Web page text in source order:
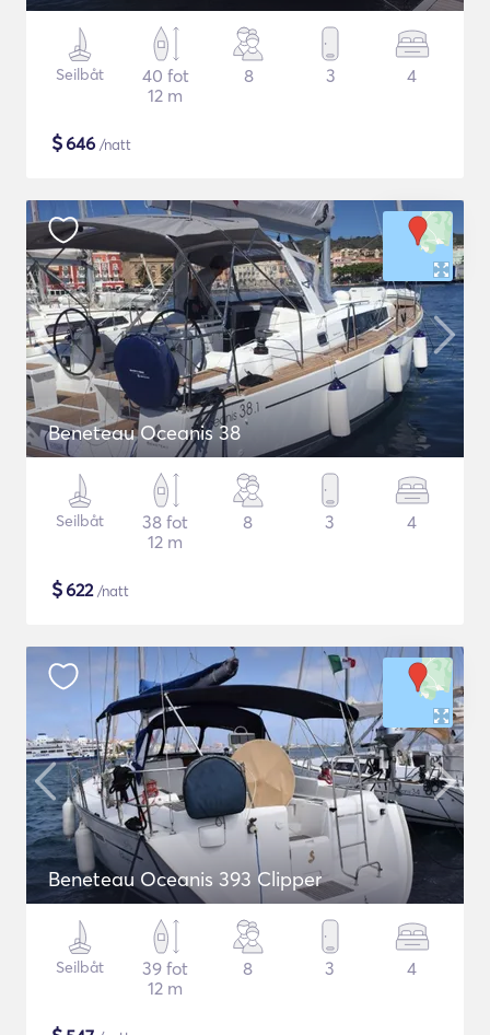
Seilbåt
40 fot
12 m
8 3 4
$646 /natt
Beneteau Oceanis 38
Seilbåt
38 fot
12 m
8 3 4
$622/natt
Beneteau Oceanis 393 Clipper
Seilbåt
39 fot
12 m
8 3 4